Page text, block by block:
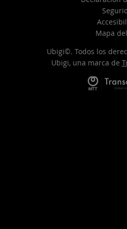
Mapa
Ubigi©. Todos los
Ubigi, una marca de